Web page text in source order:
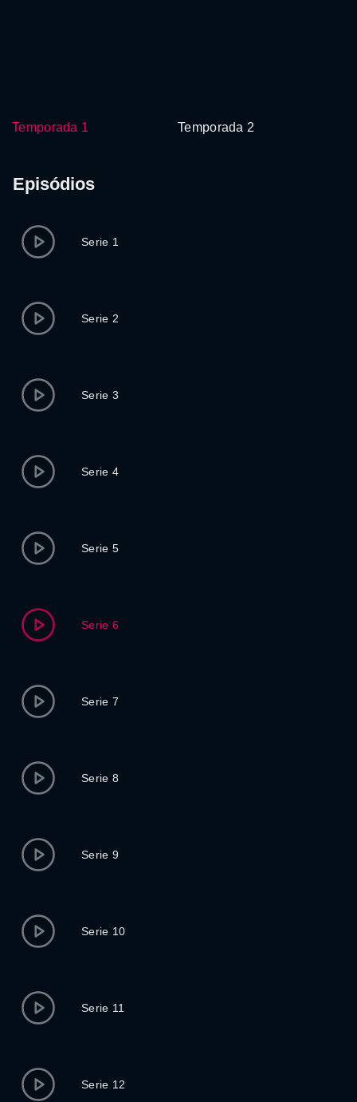
Temporada 1 Temporada 2
Episódios
Serie 1
Serie 2
Serie 3
Serie 4
Serie 5
Serie 6
Serie 7
Serie 8
Serie 9
Serie 10
Serie 11
Serie 12